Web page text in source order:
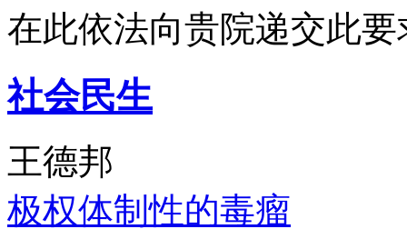
在此依法向贵院递交此要
社会民生
王德邦
极权体制性的毒瘤